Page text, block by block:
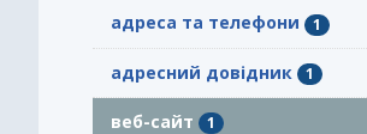
адреса та телефони 1
адресний довідник 1
веб-сайт 1